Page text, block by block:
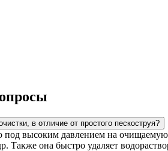
в отличие от простого пескоструя?
высоким давлением на очищаемую
Также она быстро удаляет